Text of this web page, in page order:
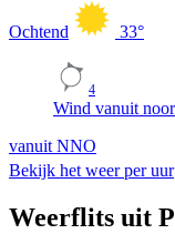
Ochtend 33°
4
Wind vanuit
vanuit NNO
Bekijk het weer per uur
Weerflits uit